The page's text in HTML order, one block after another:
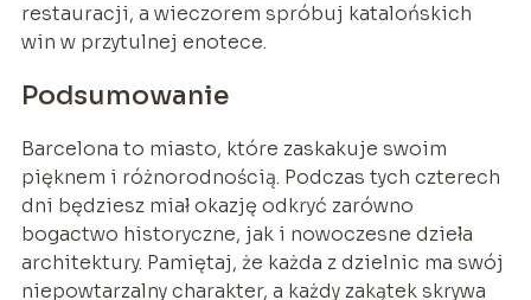
restauracji, a wieczorem spróbuj katalońskich
win w przytulnej enotece.
Podsumowanie
Barcelona to miasto, które zaskakuje swoim
pięknem i różnorodnością. Podczas tych czterech
dni będziesz miał okazję odkryć zarówno
bogactwo historyczne, jak i nowoczesne dzieła
architektury. Pamiętaj, że każda z dzielnic ma swój
niepowtarzalny charakter, a każdy zakątek skrywa